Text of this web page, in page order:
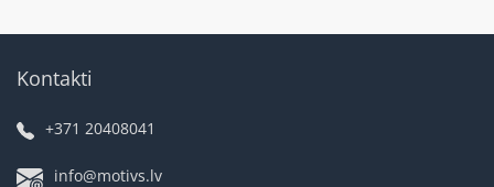
Kontakti
+371 20408041
info@motivs.lv